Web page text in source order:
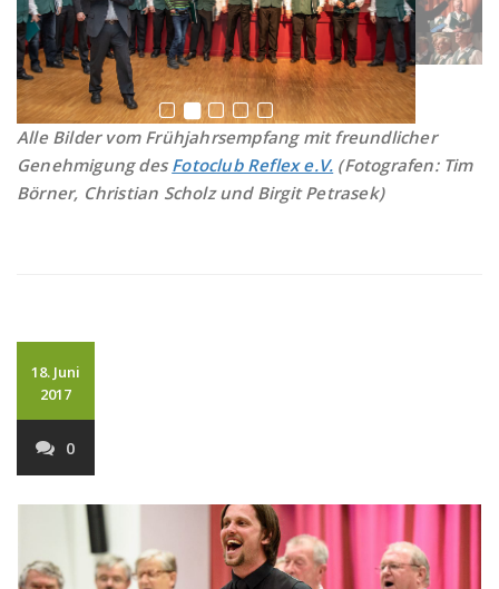
Alle Bilder vom Frühjahrsempfang mit freundlicher
Genehmigung desFotoclub Reflex e.V. (Fotografen: Tim
Börner, Christian Scholz und Birgit Petrasek)
18. Juni
2017
0